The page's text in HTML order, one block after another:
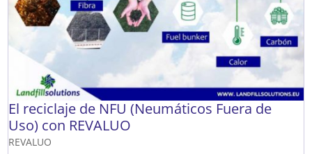
El reciclaje de NFU (Neumáticos Fuera de
Uso) con REVALUO
REVALUO